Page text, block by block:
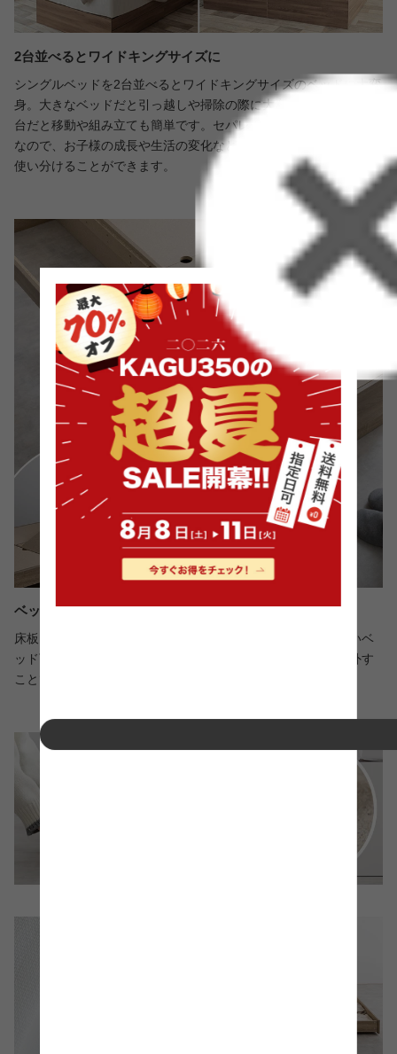
2台並べるとワイドキングサイズに
シングルベッドを2台並べるとワイドキングサイズのベッドに大変
身。大きなベッドだと引っ越しや掃除の際に大変ですが、ベッド2
台だと移動や組み立ても簡単です。セパレートで使うことも可能
なので、お子様の成長や生活の変化などライフスタイルに応じて
使い分けることができます。
ベッド下を清潔に保ててお掃除らくらく
床板は簡単に取り外すことができるので、ゴミが溜まりやすいベ
ッド下のスペースもお掃除らくらく。また、定期的に床板を外す
ことで風通しがよくなり、湿気やカビ対策にもなります。